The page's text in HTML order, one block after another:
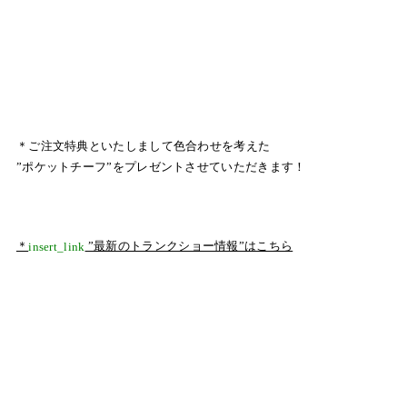
＊ご注文特典といたしまして色合わせを考えた
”ポケットチーフ”をプレゼントさせていただきます！
＊insert_link ”最新のトランクショー情報”はこちら